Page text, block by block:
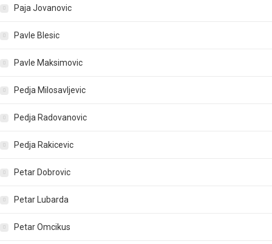
Paja Jovanovic
Pavle Blesic
Pavle Maksimovic
Pedja Milosavljevic
Pedja Radovanovic
Pedja Rakicevic
Petar Dobrovic
Petar Lubarda
Petar Omcikus